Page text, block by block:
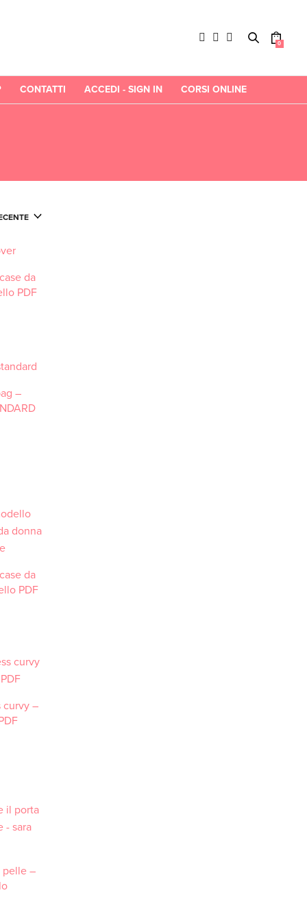
0
CONTATTI ACCEDI - SIGN IN CORSI ONLINE
da
PDF
–
da
PDF
curvy –
pelle –